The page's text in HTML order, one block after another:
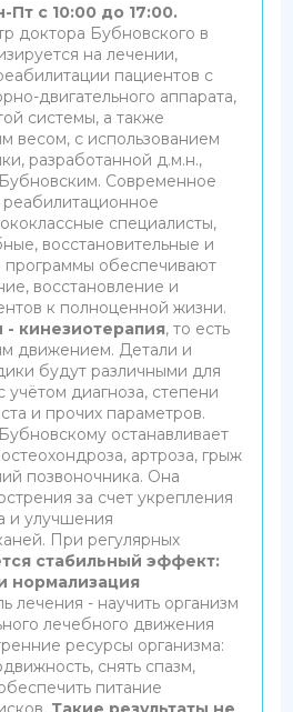
с 10:00 до 17:00.
доктора Бубновского в
на лечении,
пациентов с
двигательного аппарата,
системы, а также
весом, с использованием
разработанной д.м.н.,
Современное
специалисты,
восстановительные и
обеспечивают
восстановление и
к полноценной жизни.
кинезиотерапия, то есть
движением. Детали и
будут различными для
учётом диагноза, степени
и прочих параметров.
останавливает
артроза, грыж
позвоночника. Она
за счет укрепления
и улучшения
При регулярных
стабильный эффект:
нормализация
лечения - научить организм
лечебного движения
ресурсы организма:
снять спазм,
питание